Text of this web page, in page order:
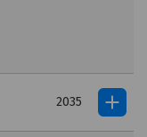
2035